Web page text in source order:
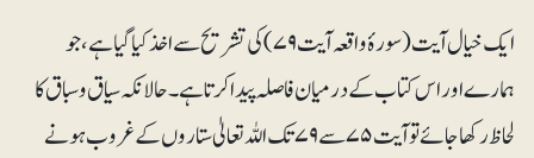
ایک خیال آیت (سورۂ واقعہ آیت ۷۹) کی تشریح سے اخذ کیا گیا ہے، جو
ہمارے اور اس کتاب کے درمیان فاصلہ پیدا کرتا ہے۔ حالانکہ سیاق و سباق کا
لحاظ رکھا جائے تو آیت ۷۵ سے ۷۹ تک اللہ تعالیٰ ستاروں کے غروب ہونے